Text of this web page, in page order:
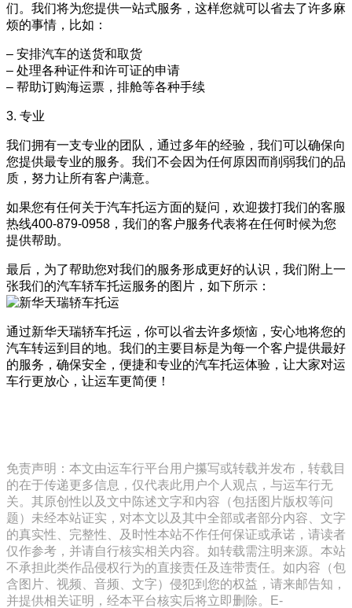
们。我们将为您提供一站式服务，这样您就可以省去了许多麻
烦的事情，比如：
– 安排汽车的送货和取货
– 处理各种证件和许可证的申请
– 帮助订购海运票，排舱等各种手续
3. 专业
我们拥有一支专业的团队，通过多年的经验，我们可以确保向
您提供最专业的服务。我们不会因为任何原因而削弱我们的品
质，努力让所有客户满意。
如果您有任何关于汽车托运方面的疑问，欢迎拨打我们的客服
热线400-879-0958，我们的客户服务代表将在任何时候为您
提供帮助。
最后，为了帮助您对我们的服务形成更好的认识，我们附上一
张我们的汽车轿车托运服务的图片，如下所示：
通过新华天瑞轿车托运，你可以省去许多烦恼，安心地将您的
汽车转运到目的地。我们的主要目标是为每一个客户提供最好
的服务，确保安全，便捷和专业的汽车托运体验，让大家对运
车行更放心，让运车更简便！
免责声明：本文由运车行平台用户攥写或转载并发布，转载目
的在于传递更多信息，仅代表此用户个人观点，与运车行无
关。其原创性以及文中陈述文字和内容（包括图片版权等问
题）未经本站证实，对本文以及其中全部或者部分内容、文字
的真实性、完整性、及时性本站不作任何保证或承诺，请读者
仅作参考，并请自行核实相关内容。如转载需注明来源。本站
不承担此类作品侵权行为的直接责任及连带责任。如内容（包
含图片、视频、音频、文字）侵犯到您的权益，请来邮告知，
并提供相关证明，经本平台核实后将立即删除。E-